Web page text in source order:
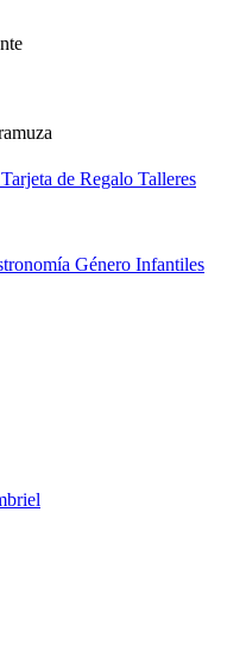
Tarjeta de Regalo Talleres
Género Infantiles